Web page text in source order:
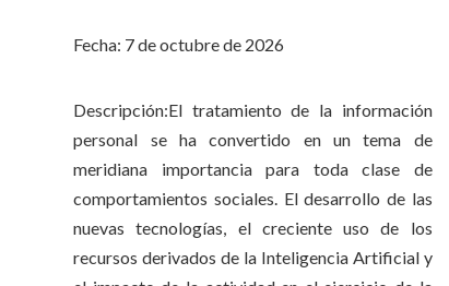
Fecha: 7 de octubre de 2026
Descripción:El tratamiento de la información
personal se ha convertido en un tema de
meridiana importancia para toda clase de
comportamientos sociales. El desarrollo de las
nuevas tecnologías, el creciente uso de los
recursos derivados de la Inteligencia Artificial y